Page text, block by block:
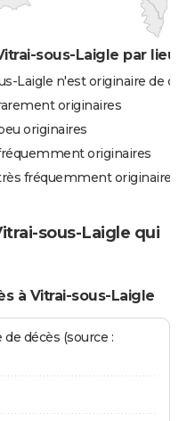
sous-Laigle par
Laigle n'est originaire de
originaires
originaires
originaires
fréquemment originaires
sous-Laigle qui
à Vitrai-sous-Laigle
décès (source :